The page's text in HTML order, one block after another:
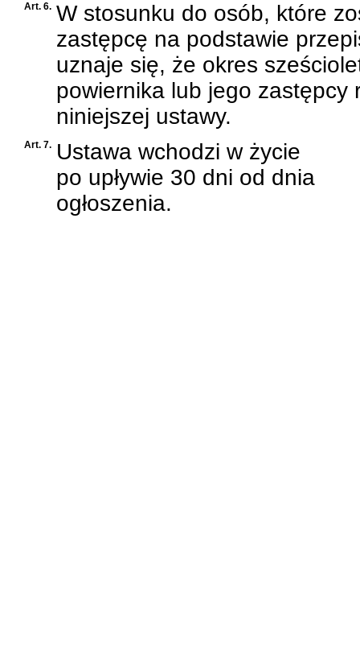
Art. 6. W stosunku do osób, które
zastępcę na podstawie
uznaje się, że okres
powiernika lub jego zastępcy
niniejszej ustawy.
Art. 7. Ustawa wchodzi w życie
po upływie 30 dni od dnia
ogłoszenia.